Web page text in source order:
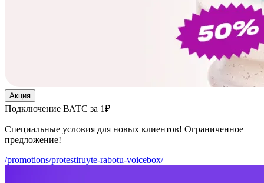
Акция
Подключение ВАТС за 1₽
Специальные условия для новых клиентов! Ограниченное
предложение!
/promotions/protestiruyte-rabotu-voicebox/